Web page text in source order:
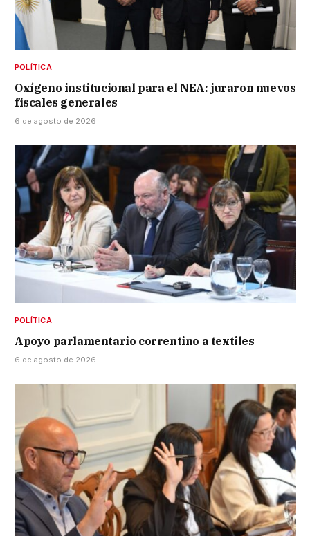
POLÍTICA
Oxígeno institucional para el NEA: juraron nuevos
fiscales generales
6 de agosto de 2026
POLÍTICA
Apoyo parlamentario correntino a textiles
6 de agosto de 2026